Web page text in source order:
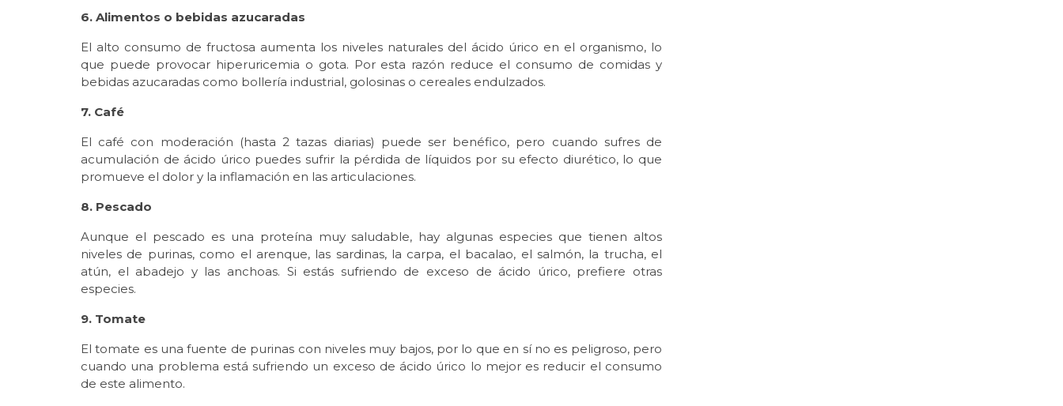
6. Alimentos o bebidas azucaradas
El alto consumo de fructosa aumenta los niveles naturales del ácido úrico en el organismo, lo
que puede provocar hiperuricemia o gota. Por esta razón reduce el consumo de comidas y
bebidas azucaradas como bollería industrial, golosinas o cereales endulzados.
7. Café
El café con moderación (hasta 2 tazas diarias) puede ser benéfico, pero cuando sufres de
acumulación de ácido úrico puedes sufrir la pérdida de líquidos por su efecto diurético, lo que
promueve el dolor y la inflamación en las articulaciones.
8. Pescado
Aunque el pescado es una proteína muy saludable, hay algunas especies que tienen altos
niveles de purinas, como el arenque, las sardinas, la carpa, el bacalao, el salmón, la trucha, el
atún, el abadejo y las anchoas. Si estás sufriendo de exceso de ácido úrico, prefiere otras
especies.
9. Tomate
El tomate es una fuente de purinas con niveles muy bajos, por lo que en sí no es peligroso, pero
cuando una problema está sufriendo un exceso de ácido úrico lo mejor es reducir el consumo
de este alimento.